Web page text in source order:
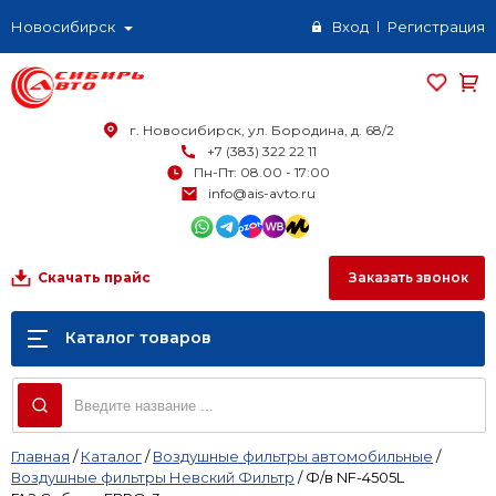
Новосибирск Вход Регистрация
г. Новосибирск, ул. Бородина, д. 68/2
+7 (383) 322 22 11
Пн-Пт: 08.00 - 17:00
info@ais-avto.ru
Заказать звонок
Скачать прайс
Каталог товаров
Главная /Каталог/Воздушные фильтры автомобильные /
Воздушные фильтры Невский Фильтр /Ф/в NF-4505L